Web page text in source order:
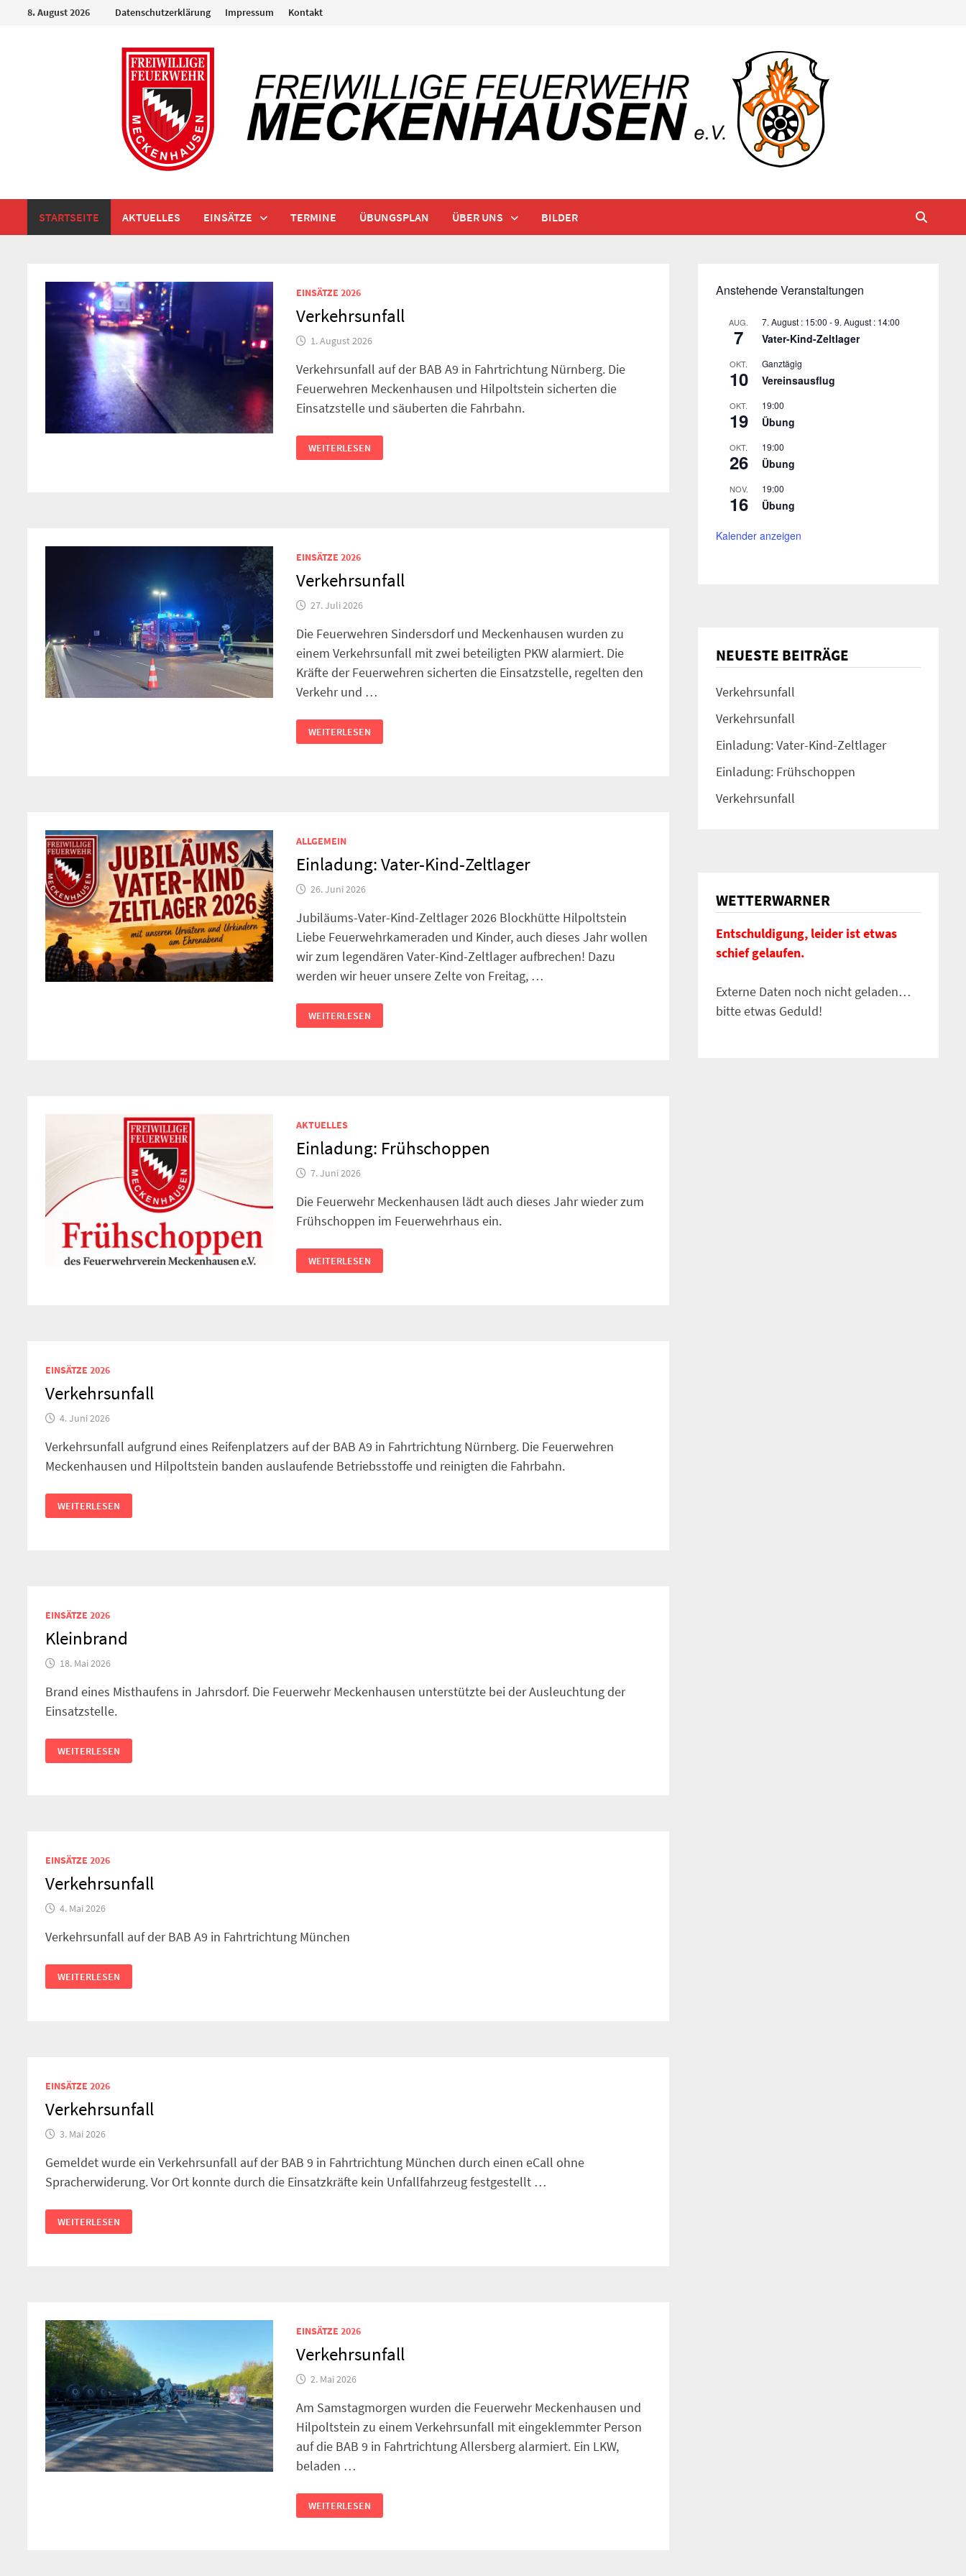
8. August 2026 Datenschutzerklärung Impressum Kontakt
STARTSEITE AKTUELLES EINSÄTZE TERMINE ÜBUNGSPLAN ÜBER UNS BILDER
EINSÄTZE 2026
Verkehrsunfall
1. August 2026
Verkehrsunfall auf der BAB A9 in Fahrtrichtung Nürnberg. Die
Feuerwehren Meckenhausen und Hilpoltstein sicherten die
Einsatzstelle und säuberten die Fahrbahn.
VERKEHRSUNFALL
WEITERLESEN
EINSÄTZE 2026
Verkehrsunfall
27. Juli 2026
Die Feuerwehren Sindersdorf und Meckenhausen wurden zu
einem Verkehrsunfall mit zwei beteiligten PKW alarmiert. Die
Kräfte der Feuerwehren sicherten die Einsatzstelle, regelten den
Verkehr und …
VERKEHRSUNFALL
WEITERLESEN
ALLGEMEIN
Einladung: Vater-Kind-Zeltlager
26. Juni 2026
Jubiläums-Vater-Kind-Zeltlager 2026 Blockhütte Hilpoltstein
Liebe Feuerwehrkameraden und Kinder, auch dieses Jahr wollen
wir zum legendären Vater-Kind-Zeltlager aufbrechen! Dazu
werden wir heuer unsere Zelte von Freitag, …
VATER-
KIND-
WEITERLESEN
AKTUELLES
Einladung: Frühschoppen
7. Juni 2026
Die Feuerwehr Meckenhausen lädt auch dieses Jahr wieder zum
Frühschoppen im Feuerwehrhaus ein.
FRÜHSCHOPPEN
WEITERLESEN
EINSÄTZE 2026
Verkehrsunfall
4. Juni 2026
Verkehrsunfall aufgrund eines Reifenplatzers auf der BAB A9 in Fahrtrichtung Nürnberg. Die Feuerwehren
Meckenhausen und Hilpoltstein banden auslaufende Betriebsstoffe und reinigten die Fahrbahn.
VERKEHRSUNFALL
WEITERLESEN
EINSÄTZE 2026
Kleinbrand
18. Mai 2026
Brand eines Misthaufens in Jahrsdorf. Die Feuerwehr Meckenhausen unterstützte bei der Ausleuchtung der
Einsatzstelle.
WEITERLESEN
EINSÄTZE 2026
Verkehrsunfall
4. Mai 2026
Verkehrsunfall auf der BAB A9 in Fahrtrichtung München
VERKEHRSUNFALL
WEITERLESEN
EINSÄTZE 2026
Verkehrsunfall
3. Mai 2026
Gemeldet wurde ein Verkehrsunfall auf der BAB 9 in Fahrtrichtung München durch einen eCall ohne
Spracherwiderung. Vor Ort konnte durch die Einsatzkräfte kein Unfallfahrzeug festgestellt …
VERKEHRSUNFALL
WEITERLESEN
EINSÄTZE 2026
Verkehrsunfall
2. Mai 2026
Am Samstagmorgen wurden die Feuerwehr Meckenhausen und
Hilpoltstein zu einem Verkehrsunfall mit eingeklemmter Person
auf die BAB 9 in Fahrtrichtung Allersberg alarmiert. Ein LKW,
beladen …
VERKEHRSUNFALL
WEITERLESEN
Anstehende Veranstaltungen
AUG.
7
7. August : 15:00 -9. August : 14:00
Vater-Kind-Zeltlager
OKT.
10
Ganztägig
Vereinsausflug
OKT.
19
19:00
Übung
OKT.
26
19:00
Übung
NOV.
16
19:00
Übung
Kalender anzeigen
NEUESTE BEITRÄGE
Verkehrsunfall
Verkehrsunfall
Einladung: Vater-Kind-Zeltlager
Einladung: Frühschoppen
Verkehrsunfall
WETTERWARNER
Entschuldigung, leider ist etwas
schief gelaufen.
Externe Daten noch nicht geladen…
bitte etwas Geduld!